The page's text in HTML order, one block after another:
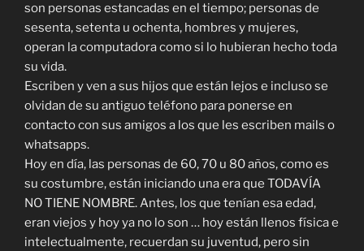
son personas estancadas en el tiempo; personas de
sesenta, setenta u ochenta, hombres y mujeres,
operan la computadora como si lo hubieran hecho toda
su vida.
Escriben y ven a sus hijos que están lejos e incluso se
olvidan de su antiguo teléfono para ponerse en
contacto con sus amigos a los que les escriben mails o
whatsapps.
Hoy en día, las personas de 60, 70 u 80 años, como es
su costumbre, están iniciando una era que TODAVÍA
NO TIENE NOMBRE. Antes, los que tenían esa edad,
eran viejos y hoy ya no lo son … hoy están llenos física e
intelectualmente, recuerdan su juventud, pero sin